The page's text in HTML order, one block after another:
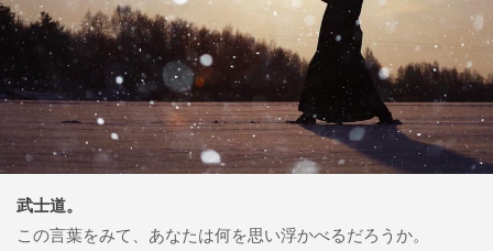
武士道。
この言葉をみて、あなたは何を思い浮かべるだろうか。